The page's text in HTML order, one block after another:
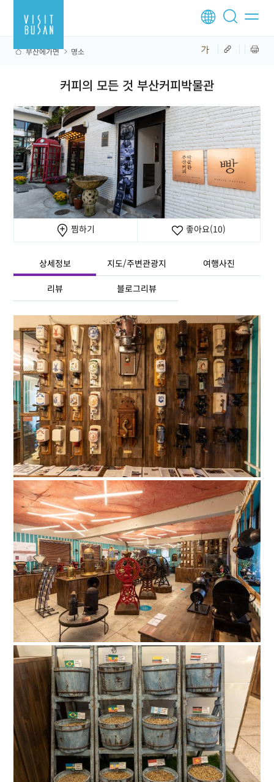
부산에가면 명소
커피의 모든 것 부산커피박물관
찜하기 좋아요(10)
상세정보 지도/주변관광지 여행사진
리뷰 블로그리뷰